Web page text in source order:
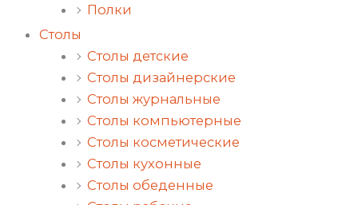
Полки
Столы
Столы детские
Столы дизайнерские
Столы журнальные
Столы компьютерные
Столы косметические
Столы кухонные
Столы обеденные